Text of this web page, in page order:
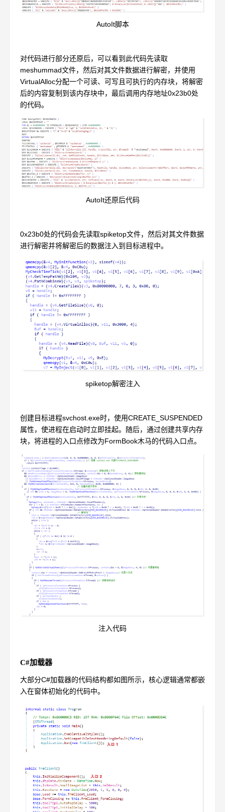
AutoIt脚本
对代码进行部分还原后，可以看到此代码先读取
meshummad文件，然后对其文件数据进行解密，并使用
VirtualAlloc分配一个可读、可写且可执行的内存块，将解密
后的内容复制到该内存块中，最后调用内存地址0x23b0处
的代码。
AutoIt还原后代码
0x23b0处的代码会先读取spiketop文件，然后对其文件数据
进行解密并将解密后的数据注入到目标进程中。
spiketop解密注入
创建目标进程svchost.exe时，使用CREATE_SUSPENDED
属性，使进程在启动时立即挂起。随后，通过创建共享内存
块，将进程的入口点修改为FormBook木马的代码入口点。
注入代码
C#加载器
大部分C#加载器的代码结构都如图所示，核心逻辑通常都嵌
入在窗体初始化的代码中。